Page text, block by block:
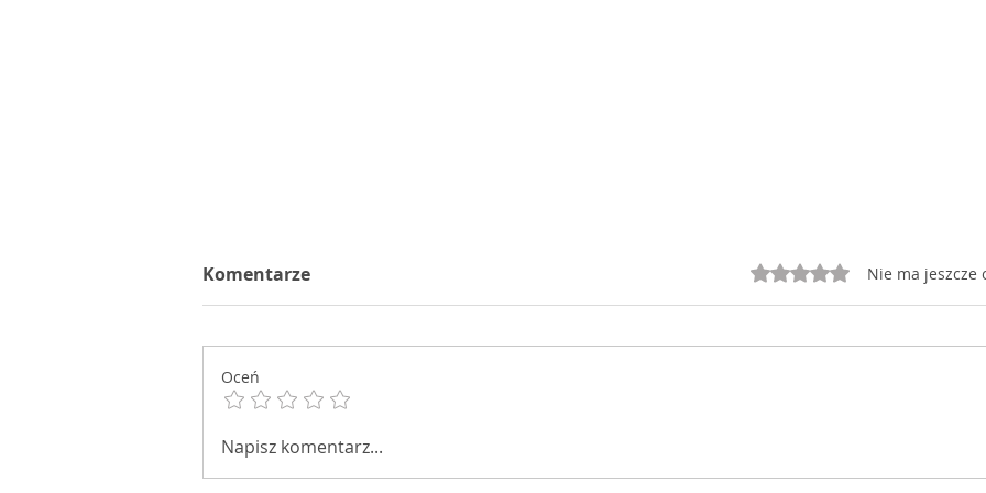
Dziś jest piątek 23
sierpnia 2019 r.
sierpnia 2019 r.
Komentarze Oceniono na 0 z 5Nie ma jeszcze
Oceń
Napisz komentarz...